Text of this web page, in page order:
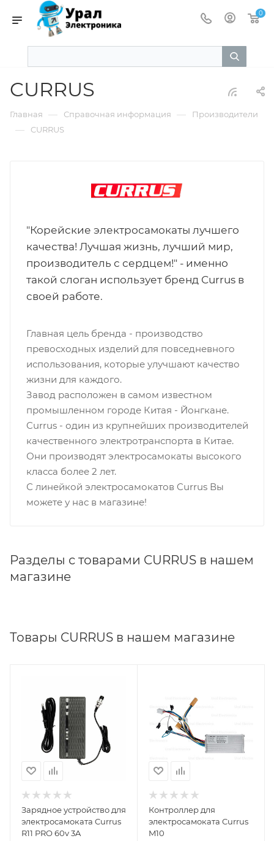
0
CURRUS
Главная — Справочная информация — Производители
— CURRUS
"Корейские электросамокаты лучшего
качества! Лучшая жизнь, лучший мир,
производитель с сердцем!" - именно
такой слоган использует бренд Currus в
своей работе.
Главная цель бренда - производство
превосходных изделий для повседневного
использования, которые улучшают качество
жизни для каждого.
Завод расположен в самом известном
промышленном городе Китая - Йонгкане.
Currus - один из крупнейших производителей
качественного электротранспорта в Китае.
Они производят электросамокаты высокого
класса более 2 лет.
С линейкой электросамокатов Currus Вы
можете у нас в магазине!
Разделы с товарами CURRUS в нашем
магазине
Товары CURRUS в нашем магазине
Зарядное устройство для
электросамоката Currus
R11 PRO 60v 3A
Контроллер для
электросамоката Currus
M10